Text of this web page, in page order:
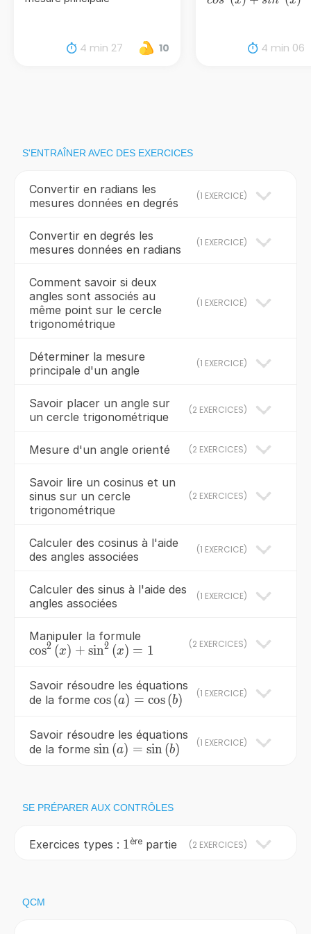
4 min 27 10 4 min 06
S'ENTRAÎNER AVEC DES EXERCICES
Convertir en radians les
mesures données en degrés
(1 EXERCICE)
Convertir en degrés les
mesures données en radians
(1 EXERCICE)
Comment savoir si deux
angles sont associés au
même point sur le cercle
trigonométrique
(1 EXERCICE)
Déterminer la mesure
principale d'un angle
(1 EXERCICE)
Savoir placer un angle sur
un cercle trigonométrique
(2 EXERCICES)
Mesure d'un angle orienté (2 EXERCICES)
Savoir lire un cosinus et un
sinus sur un cercle
trigonométrique
(2 EXERCICES)
Calculer des cosinus à l'aide
des angles associées
(1 EXERCICE)
Calculer des sinus à l'aide des
angles associées
(1 EXERCICE)
Manipuler la formule
\cos ^{2}
^{2}
\left(x\right)=1
cos2 (x) + sin2 (x) = 1 (2 EXERCICES)
Savoir résoudre les équations
de la forme \cos\left(a\right)=\cos
cos(a) = cos(b) (1 EXERCICE)
Savoir résoudre les équations
de la forme
\sin
sin(a) = sin(b) (1 EXERCICE)
SE PRÉPARER AUX CONTRÔLES
Exercices types : 1
1 ère partie (2 EXERCICES)
QCM